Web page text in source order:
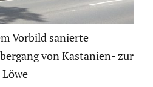
Vorbild sanierte
von Kastanien- zur